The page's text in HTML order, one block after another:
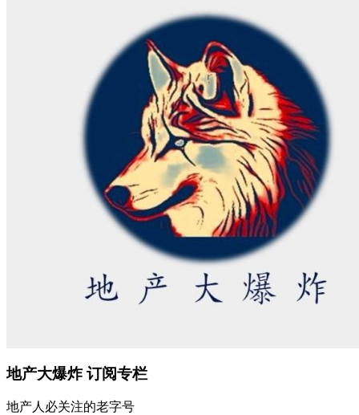
地产大爆炸 订阅专栏
地产人必关注的老字号